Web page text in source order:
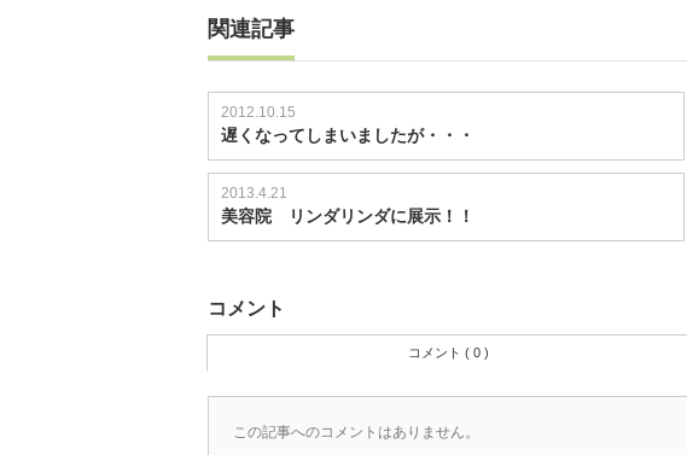
関連記事
2012.10.15
遅くなってしまいましたが・・・
2013.4.21
美容院 リンダリンダに展示！！
コメント
コメント ( 0 )
この記事へのコメントはありません。